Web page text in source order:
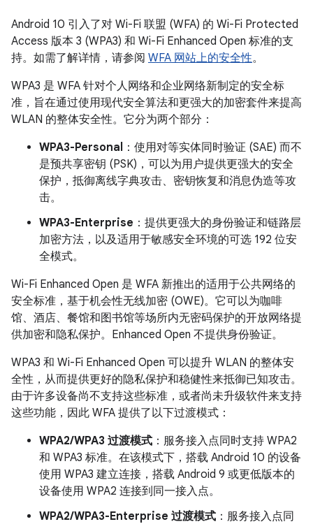
Android 10 引入了对 Wi-Fi 联盟 (WFA) 的 Wi-Fi Protected
Access 版本 3 (WPA3) 和 Wi-Fi Enhanced Open 标准的支
持。如需了解详情，请参阅 WFA 网站上的安全性。
WPA3 是 WFA 针对个人网络和企业网络新制定的安全标
准，旨在通过使用现代安全算法和更强大的加密套件来提高
WLAN 的整体安全性。它分为两个部分：
WPA3-Personal ：使用对等实体同时验证 (SAE) 而不
是预共享密钥 (PSK)，可以为用户提供更强大的安全
保护，抵御离线字典攻击、密钥恢复和消息伪造等攻
击。
WPA3-Enterprise ：提供更强大的身份验证和链路层
加密方法，以及适用于敏感安全环境的可选 192 位安
全模式。
Wi-Fi Enhanced Open 是 WFA 新推出的适用于公共网络的
安全标准，基于机会性无线加密 (OWE)。它可以为咖啡
馆、酒店、餐馆和图书馆等场所内无密码保护的开放网络提
供加密和隐私保护。Enhanced Open 不提供身份验证。
WPA3 和 Wi-Fi Enhanced Open 可以提升 WLAN 的整体安
全性，从而提供更好的隐私保护和稳健性来抵御已知攻击。
由于许多设备尚不支持这些标准，或者尚未升级软件来支持
这些功能，因此 WFA 提供了以下过渡模式：
WPA2/WPA3 过渡模式 ：服务接入点同时支持 WPA2
和 WPA3 标准。在该模式下，搭载 Android 10 的设备
使用 WPA3 建立连接，搭载 Android 9 或更低版本的
设备使用 WPA2 连接到同一接入点。
WPA2/WPA3-Enterprise 过渡模式 ：服务接入点同